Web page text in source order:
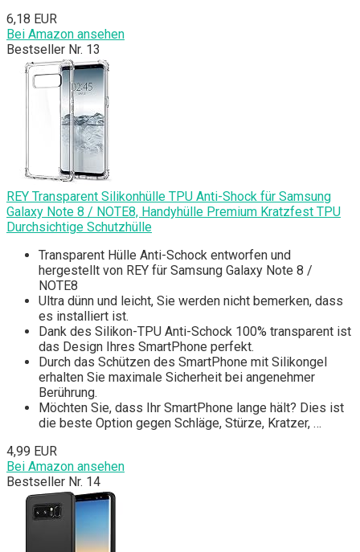
6,18 EUR
Bei Amazon ansehen
Bestseller Nr. 13
REY Transparent Silikonhülle TPU Anti-Shock für Samsung
Galaxy Note 8 / NOTE8, Handyhülle Premium Kratzfest TPU
Durchsichtige Schutzhülle
Transparent Hülle Anti-Schock entworfen und
hergestellt von REY für Samsung Galaxy Note 8 /
NOTE8
Ultra dünn und leicht, Sie werden nicht bemerken, dass
es installiert ist.
Dank des Silikon-TPU Anti-Schock 100% transparent ist
das Design Ihres SmartPhone perfekt.
Durch das Schützen des SmartPhone mit Silikongel
erhalten Sie maximale Sicherheit bei angenehmer
Berührung.
Möchten Sie, dass Ihr SmartPhone lange hält? Dies ist
die beste Option gegen Schläge, Stürze, Kratzer, …
4,99 EUR
Bei Amazon ansehen
Bestseller Nr. 14